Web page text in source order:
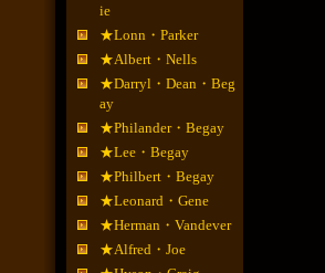
ie
★Lonn・Parker
★Albert・Nells
★Darryl・Dean・Beg
ay
★Philander・Begay
★Lee・Begay
★Philbert・Begay
★Leonard・Gene
★Herman・Vandever
★Alfred・Joe